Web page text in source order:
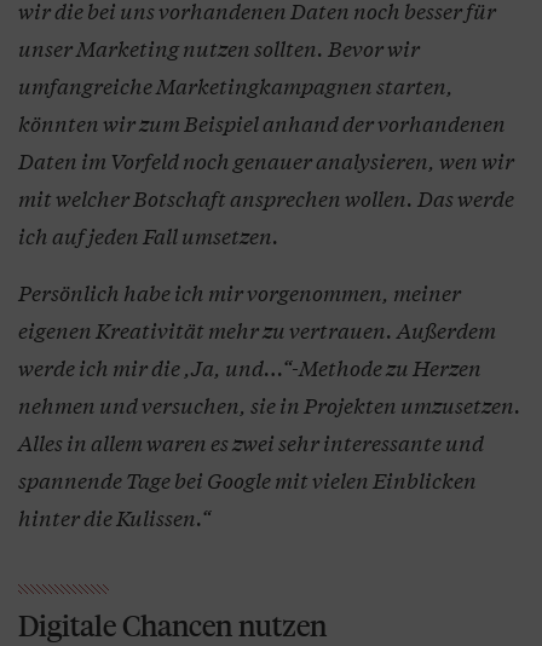
wir die bei uns vorhandenen Daten noch besser für
unser Marketing nutzen sollten. Bevor wir
umfangreiche Marketingkampagnen starten,
könnten wir zum Beispiel anhand der vorhandenen
Daten im Vorfeld noch genauer analysieren, wen wir
mit welcher Botschaft ansprechen wollen. Das werde
ich auf jeden Fall umsetzen.
Persönlich habe ich mir vorgenommen, meiner
eigenen Kreativität mehr zu vertrauen. Außerdem
werde ich mir die ,Ja, und…“-Methode zu Herzen
nehmen und versuchen, sie in Projekten umzusetzen.
Alles in allem waren es zwei sehr interessante und
spannende Tage bei Google mit vielen Einblicken
hinter die Kulissen.“
Digitale Chancen nutzen